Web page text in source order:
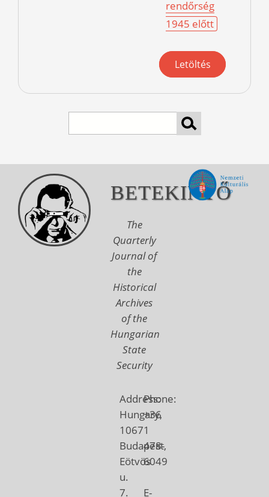
rendőrség
1945 előtt
Letöltés
BETEKINTŐ
The
Quarterly
Journal of
the
Historical
Archives
of the
Hungarian
State
Security
Address:
Hungary,
1067
Budapest,
Eötvös
u.
7.
Phone:
+36
1
478-
6049
E-